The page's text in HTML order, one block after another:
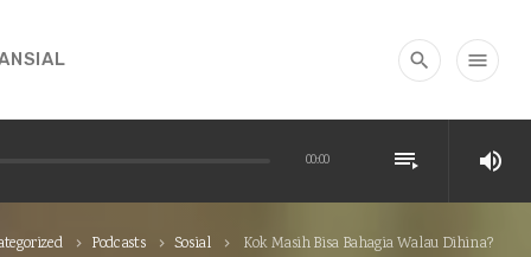
search menu
00:00 playlist_play volume_up
keyboard_arrow_right Podcasts keyboard_arrow_right Sosial keyboard_arrow_right Kok Masih Bisa Bahagia Walau Dihina?